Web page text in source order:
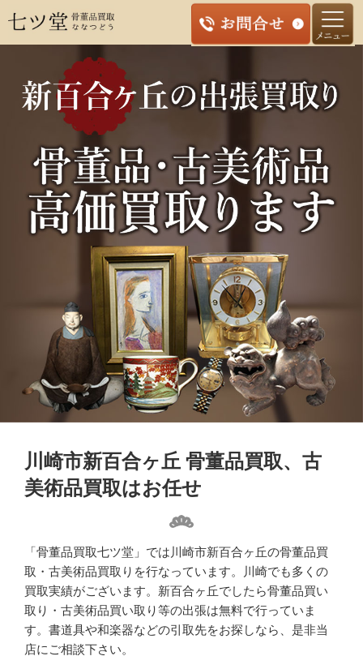
川崎市新百合ヶ丘 骨董品買取、古
美術品買取はお任せ
「骨董品買取七ツ堂」では川崎市新百合ヶ丘の骨董品買
取・古美術品買取りを行なっています。川崎でも多くの
買取実績がございます。新百合ヶ丘でしたら骨董品買い
取り・古美術品買い取り等の出張は無料で行っていま
す。書道具や和楽器などの引取先をお探しなら、是非当
店にご相談下さい。